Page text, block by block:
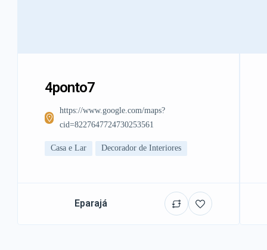
4ponto7
https://www.google.com/maps?
cid=8227647724730253561
Casa e Lar Decorador de Interiores
Eparajá